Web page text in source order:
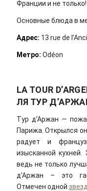
Франции и не только!
Основные блюда в
Адрес: 13 rue de
Метро: Odéon
LA TOUR
ЛЯ ТУР
Тур д’Аржан —
Парижа. Открылся
радует и
изысканной
ведь не только
д’Аржан – это
Отмечен одной